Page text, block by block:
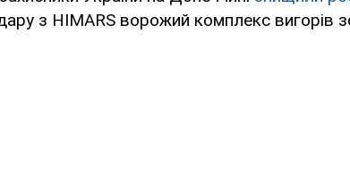
з HIMARS ворожий комплекс вигорів